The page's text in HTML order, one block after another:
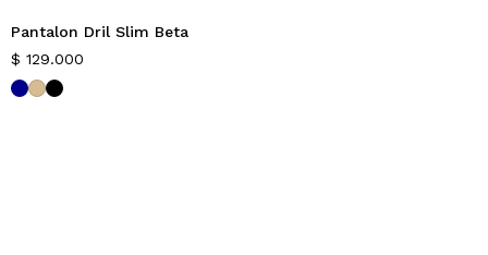
Nuevo
Pantalon Dril Slim Beta
$ 129.000